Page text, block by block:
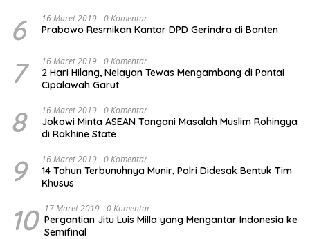
6 16 Maret 2019 0 Komentar
Prabowo Resmikan Kantor DPD Gerindra di Banten
7 16 Maret 2019 0 Komentar
2 Hari Hilang, Nelayan Tewas Mengambang di Pantai
Cipalawah Garut
8 16 Maret 2019 0 Komentar
Jokowi Minta ASEAN Tangani Masalah Muslim Rohingya
di Rakhine State
9 16 Maret 2019 0 Komentar
14 Tahun Terbunuhnya Munir, Polri Didesak Bentuk Tim
Khusus
10 17 Maret 2019 0 Komentar
Pergantian Jitu Luis Milla yang Mengantar Indonesia ke
Semifinal